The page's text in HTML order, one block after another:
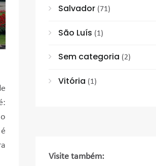
Salvador (71)
São Luís (1)
Sem categoria (2)
Vitória (1)
Visite também: